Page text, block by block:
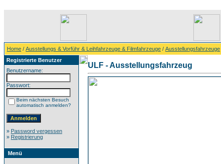
Home / Ausstellungs & Vorführ & Leihfahrzeuge & Filmfahrzeuge / Ausstellungsfahrzeuge
Registrierte Benutzer
Benutzername:
Passwort:
Beim nächsten Besuch
automatisch anmelden?
» Password vergessen
» Registrierung
Menü
ULF - Ausstellungsfahrzeug